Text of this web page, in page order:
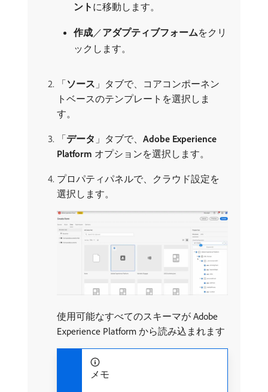
ント ​に移動します。
作成／アダプティブフォーム​をクリ
ックします。
「ソース 」タブで、コアコンポーネン
トベースのテンプレートを選択しま
す。
「データ 」タブで、 Adobe Experience
Platform オプションを選択します。
プロパティパネルで、クラウド設定を
選択します。
使用可能なすべてのスキーマが Adobe
Experience Platform から読み込まれます
メモ